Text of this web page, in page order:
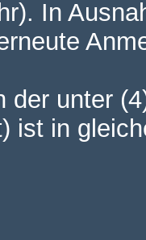
In
der unter
ist in